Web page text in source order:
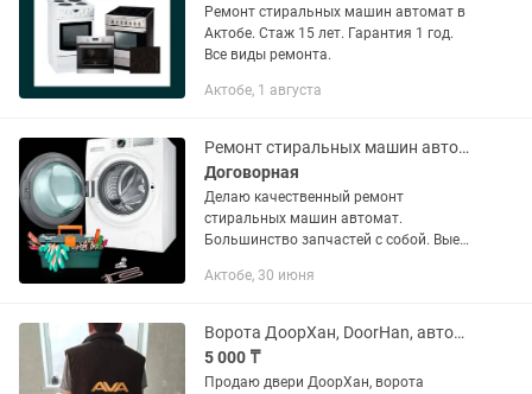
Ремонт стиральных машин автомат в
Актобе. Стаж 15 лет. Гарантия 1 год.
Все виды ремонта.
Актобе, 1 августа
Ремонт стиральных машин автомат с выездом на дом.
Договорная
Делаю качественный ремонт
стиральных машин автомат.
Большинство запчастей с собой. Выезд
в случае отказа от ремонта. При
не...
Актобе, 30 июня
Ворота ДоорХан, DoorHan, автоматика
5 000 ₸
Продаю двери ДоорХан, ворота